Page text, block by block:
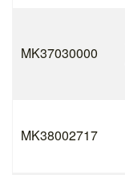
MK37030000
MK38002717